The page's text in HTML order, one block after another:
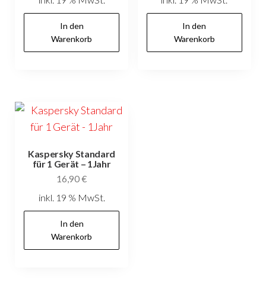
In den
Warenkorb
In den
Warenkorb
Kaspersky Standard
für 1 Gerät – 1Jahr
16,90€
inkl. 19 % MwSt.
In den
Warenkorb